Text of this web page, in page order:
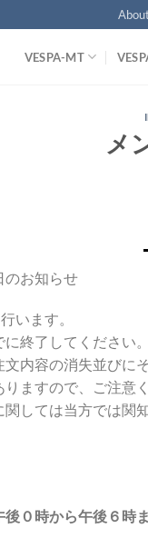
VESPA-MT
メ
のお知らせ
います。
終了してください。
内容の消失並びに
ますので、ご注意く
しては当方では関
０時から午後６時